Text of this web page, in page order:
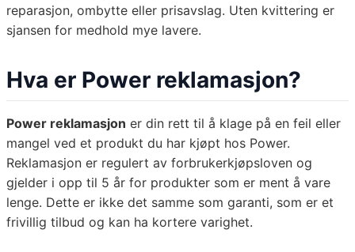
reparasjon, ombytte eller prisavslag. Uten kvittering er
sjansen for medhold mye lavere.
Hva er Power reklamasjon?
Power reklamasjon er din rett til å klage på en feil eller
mangel ved et produkt du har kjøpt hos Power.
Reklamasjon er regulert av forbrukerkjøpsloven og
gjelder i opp til 5 år for produkter som er ment å vare
lenge. Dette er ikke det samme som garanti, som er et
frivillig tilbud og kan ha kortere varighet.